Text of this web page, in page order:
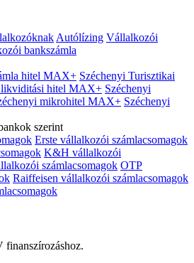
Autólízing Vállalkozói
bankszámla
hitel MAX+ Széchenyi Turisztikai
likviditási hitel MAX+ Széchenyi
mikrohitel MAX+ Széchenyi
szerint
Erste vállalkozói számlacsomagok
K&H vállalkozói
számlacsomagok OTP
Raiffeisen vállalkozói számlacsomagok